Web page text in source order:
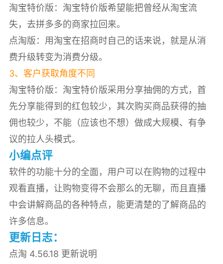
淘宝特价版：淘宝特价版希望能把曾经从淘宝流
失，去拼多多的商家拉回来。
点淘版：用淘宝在招商时自己的话来说，就是从消
费升级转变为消费分级。
3、客户获取角度不同
淘宝特价版：淘宝特价版采用分享抽佣的方式，首
先分享能得到的红包较少，其次购买商品获得的抽
佣也较少，不能（应该也不想）做成大规模、有争
议的拉人头模式。
小编点评
软件的功能十分的全面，用户可以在购物的过程中
观看直播，让购物变得不会那么的无聊，而且直播
中会讲解商品的各种特点，能更清楚的了解商品的
许多信息。
更新日志：
点淘 4.56.18 更新说明